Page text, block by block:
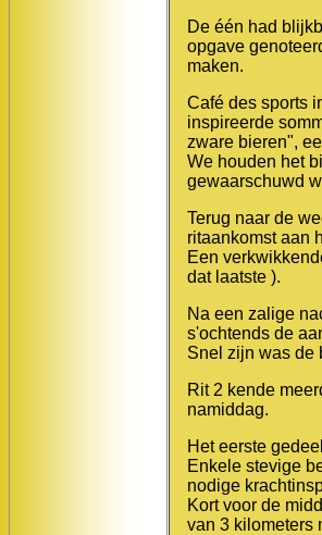
De één had
opgave
maken.
Café des sports
inspireerde
zware bieren",
We houden het
gewaarschuwd
Terug naar de
ritaankomst aan
Een
dat laatste ).
Na een zalige
s'ochtends de
Snel zijn was de
Rit 2 kende
namiddag.
Het eerste
Enkele stevige
nodige
Kort voor de
van 3 kilometers